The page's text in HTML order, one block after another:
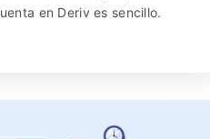
en Deriv es sencillo.
de Deriv o haz ...